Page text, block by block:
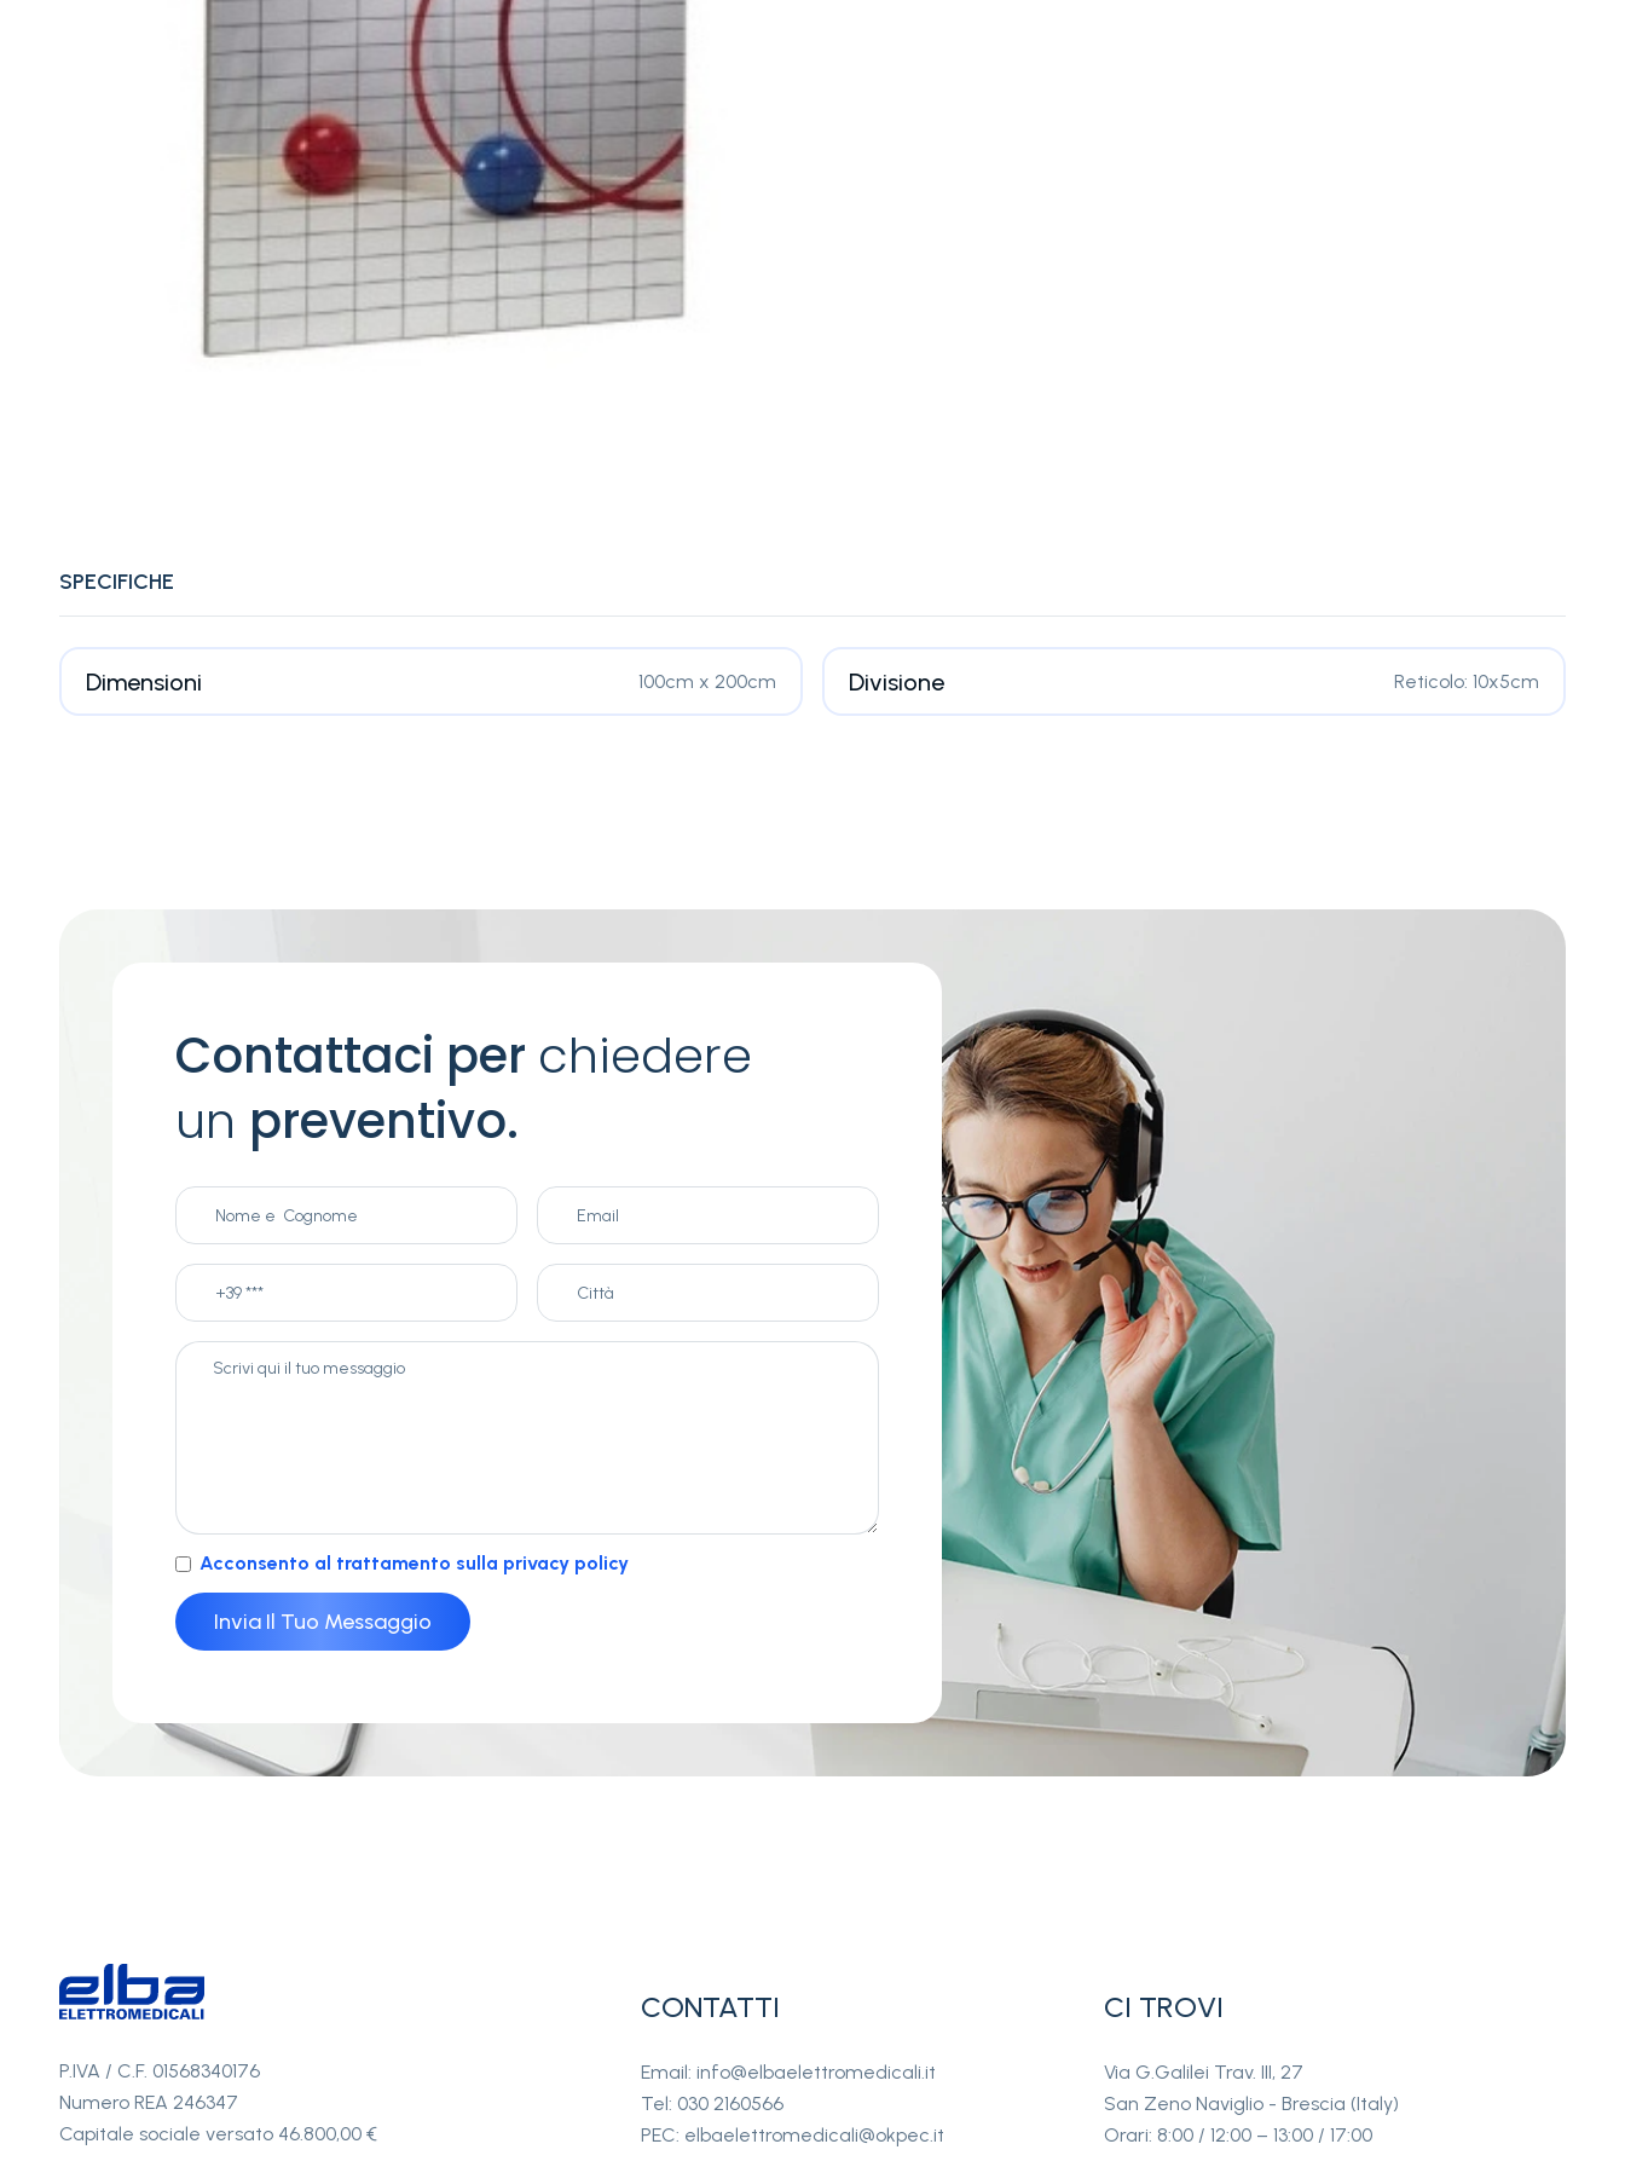
SPECIFICHE
Dimensioni 100cm x 200cm Divisione Reticolo: 10x5cm
Contattaci per chiedere
un preventivo.
Acconsento al trattamento sulla privacy policy
P.IVA / C.F. 01568340176
Numero REA 246347
Capitale sociale versato 46.800,00 €
CONTATTI
Email: info@elbaelettromedicali.it
Tel: 030 2160566
PEC: elbaelettromedicali@okpec.it
CI TROVI
Via G.Galilei Trav. III, 27
San Zeno Naviglio - Brescia (Italy)
Orari: 8:00 / 12:00 – 13:00 / 17:00